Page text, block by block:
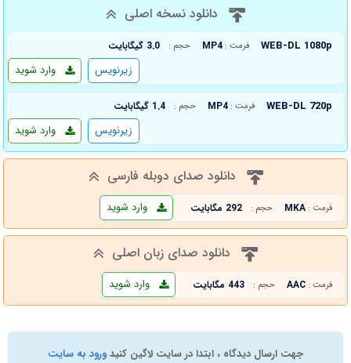
دانلود نسخه اصلی
WEB-DL 1080p فرمت : MP4 حجم : 3.0 گیگابایت
وارد شوید زیرنویس
WEB-DL 720p فرمت : MP4 حجم : 1.4 گیگابایت
وارد شوید زیرنویس
دانلود صدای دوبله فارسی
فرمت : MKA حجم : 292 مگابایت وارد شوید
دانلود صدای زبان اصلی
فرمت : AAC حجم : 443 مگابایت وارد شوید
جهت ارسال دیدگاه ، ابتدا در سایت لاگین کنیدورود به سایت